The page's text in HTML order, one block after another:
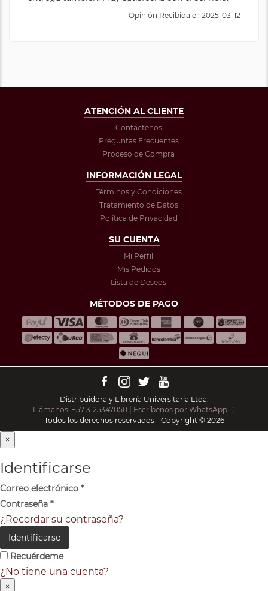
Opinión Recibida el: 2025-03-12
ATENCIÓN AL CLIENTE
Contáctenos
Preguntas Frecuentes
Proceso de Compra
INFORMACIÓN LEGAL
Términos y Condiciones
Tratamiento de Datos
Política de Privacidad
SU CUENTA
Mi Perfil
Mis Pedidos
Lista de Deseos
MÉTODOS DE PAGO
Distribuidora y Librería Universitaria Ltda.
Llámanos: +57 3125347050
Escríbenos por WhatsApp:
Todos los derechos reservados - Copyright © 2026
×
Identificarse
Correo electrónico *
Contraseña *
¿Recordar su contraseña?
Identificarse
Recuérdeme
¿No tiene una cuenta?
×